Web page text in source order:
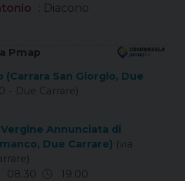
: Diacono
Pmap
(Carrara San Giorgio, Due
- Due Carrare)
Annunciata di
Due Carrare) (via
08.30
19.00